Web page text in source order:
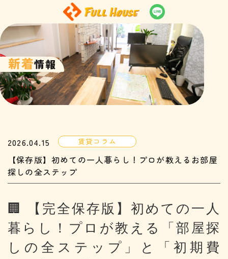
新着情報
2026.04.15 賃貸コラム
【保存版】初めての一人暮らし！プロが教えるお部屋
探しの全ステップ
🏢 【完全保存版】初めての一人
暮らし！プロが教える「部屋探
しの全ステップ」と「初期費